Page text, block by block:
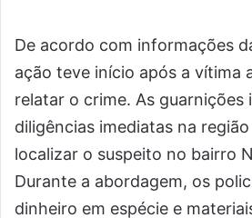
De acordo com informações
ação teve início após a vítima
relatar o crime. As guarnições
diligências imediatas na
localizar o suspeito no bairro
Durante a abordagem, os
dinheiro em espécie e